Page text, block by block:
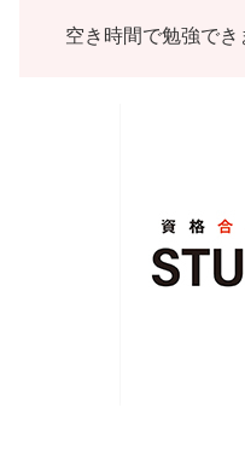
空き時間で勉強でき